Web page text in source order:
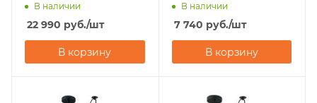
В наличии
22 990 руб./шт
В корзину
В наличии
7 740 руб./шт
В корзину